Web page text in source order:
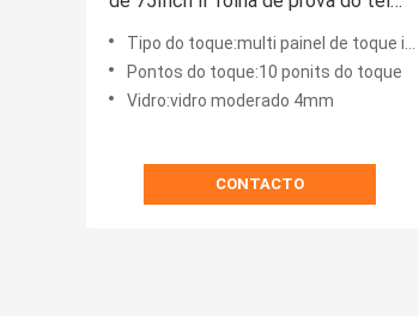
táctil de 10 pontos
Tipo do toque:multi painel de toque infravermelho
Pontos do toque:10 ponits do toque
Vidro:vidro moderado 4mm
CONTACTO